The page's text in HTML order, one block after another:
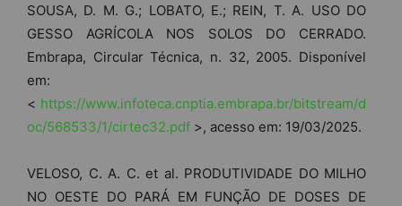
SOUSA, D. M. G.; LOBATO, E.; REIN, T. A. USO DO
GESSO AGRÍCOLA NOS SOLOS DO CERRADO.
Embrapa, Circular Técnica, n. 32, 2005. Disponível
em:
< https://www.infoteca.cnptia.embrapa.br/bitstream/d
oc/568533/1/cirtec32.pdf >, acesso em: 19/03/2025.
VELOSO, C. A. C. et al. PRODUTIVIDADE DO MILHO
NO OESTE DO PARÁ EM FUNÇÃO DE DOSES DE